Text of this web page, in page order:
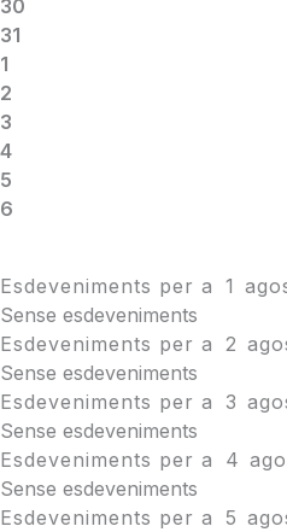
30
31
1
2
3
4
5
6
Esdeveniments per a 1
Sense esdeveniments
Esdeveniments per a
2
Sense esdeveniments
Esdeveniments per a 3
Sense esdeveniments
Esdeveniments per a
4
Sense esdeveniments
Esdeveniments per a 5